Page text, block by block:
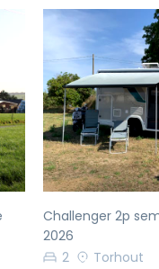
Précédent
Challenger 2p
2026
2
Torhout